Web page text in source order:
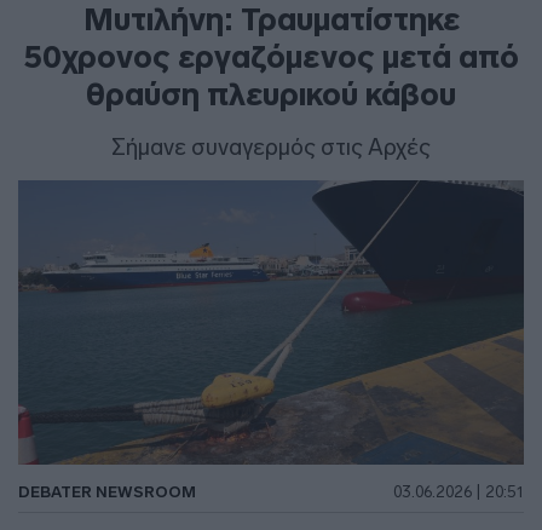
Μυτιλήνη: Τραυματίστηκε
50χρονος εργαζόμενος μετά από
θραύση πλευρικού κάβου
Σήμανε συναγερμός στις Αρχές
DEBATER NEWSROOM 03.06.2026 | 20:51